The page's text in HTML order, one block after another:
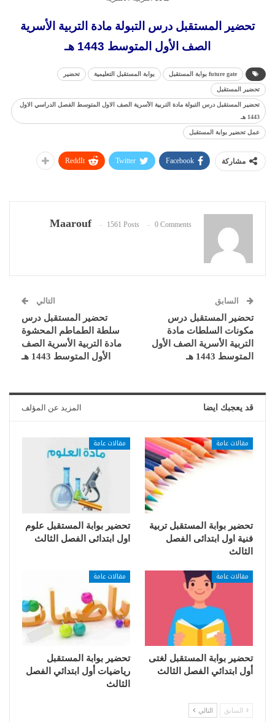
تحضير المستقبل درس التبولة مادة التربية الأسرية
الصف الأول المتوسط 1443 هـ
future gate بوابة المستقبل بوابة المستقبل التعليمية تحضير
تحضير المستقبل
تحضير المستقبل درس التبولة مادة التربية الأسرية الصف الاول المتوسط الفصل الدراسي الاول
1443 هـ
عمل تحضير بوابة المستقبل
مشاركة Facebook
Twitter
ReddIt
Maarouf 1561 Posts 0 Comments
السابق
تحضير المستقبل درس
مكونات السلطات مادة
التربية الأسرية الصف الأول
المتوسط 1443 هـ
التالي
تحضير المستقبل درس
سلطة الطماطم المحشوة
مادة التربية الأسرية الصف
الأول المتوسط 1443 هـ
قد يعجبك ايضا المزيد عن المؤلف
مقالات عامة
تحضير بوابة المستقبل تربية
فنية اول ابتدائى الفصل
الثالث
مقالات عامة
تحضير بوابة المستقبل علوم
اول ابتدائى الفصل الثالث
مقالات عامة
تحضير بوابة المستقبل لغتى
أول ابتدائي الفصل الثالث
مقالات عامة
تحضير بوابة المستقبل
رياضيات أول ابتدائي الفصل
الثالث
السابق التالي